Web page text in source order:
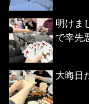
明けま
で幸先
大晦日